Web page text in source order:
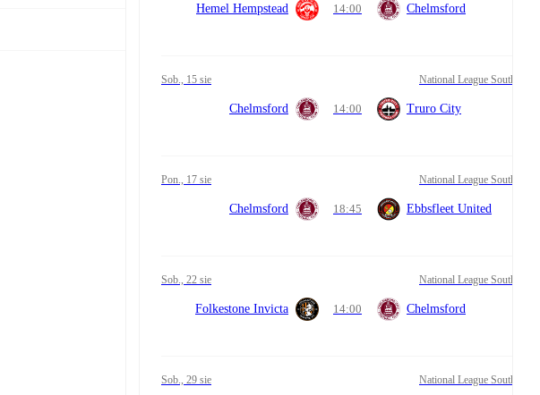
Hemel Hempstead 14:00 Chelmsford
sob., 15 sie National League South
Chelmsford 14:00 Truro City
pon., 17 sie National League South
Chelmsford 18:45 Ebbsfleet United
sob., 22 sie National League South
Folkestone Invicta 14:00 Chelmsford
sob., 29 sie National League South